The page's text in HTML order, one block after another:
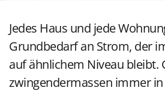
Jedes Haus und jede
Grundbedarf an Strom, der
auf ähnlichem Niveau bleibt.
zwingendermassen immer